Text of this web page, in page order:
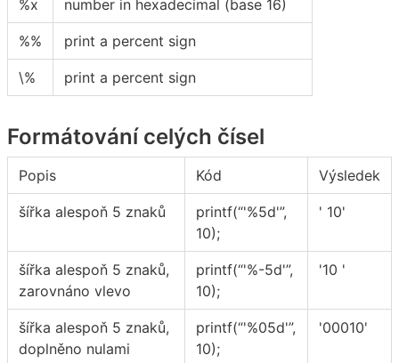
%x number in hexadecimal (base 16)
%% print a percent sign
\% print a percent sign
Formátování celých čísel
Popis Kód Výsledek
šířka alespoň 5 znaků
printf(“'%5d'”,
10);
' 10'
šířka alespoň 5 znaků,
zarovnáno vlevo
printf(“'%-5d'”,
10);
'10 '
šířka alespoň 5 znaků,
doplněno nulami
printf(“'%05d'”,
10);
'00010'